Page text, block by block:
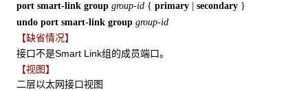
port smart-link group group-id { primary secondary }
undo port smart-link group group-id
【缺省情况】
接口不是Smart Link组的成员端口。
【视图】
二层以太网接口视图